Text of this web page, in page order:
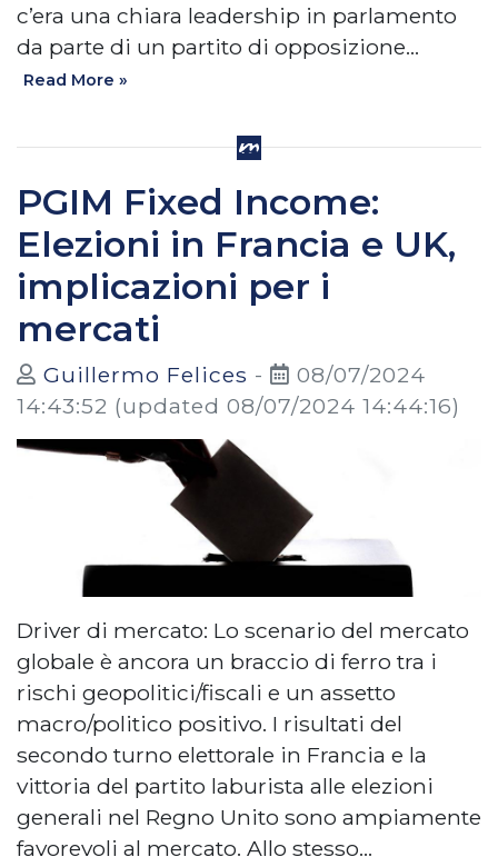
c’era una chiara leadership in parlamento
da parte di un partito di opposizione…
Read More »
PGIM Fixed Income:
Elezioni in Francia e UK,
implicazioni per i
mercati
Guillermo Felices -
08/07/2024
14:43:52 (updated 08/07/2024 14:44:16)
Driver di mercato: Lo scenario del mercato
globale è ancora un braccio di ferro tra i
rischi geopolitici/fiscali e un assetto
macro/politico positivo. I risultati del
secondo turno elettorale in Francia e la
vittoria del partito laburista alle elezioni
generali nel Regno Unito sono ampiamente
favorevoli al mercato. Allo stesso…